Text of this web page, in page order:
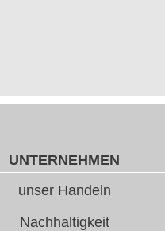
UNTERNEHMEN
unser Handeln
Nachhaltigkeit